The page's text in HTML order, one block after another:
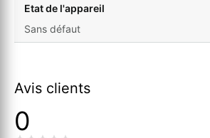
Etat de l'appareil
Sans défaut
Avis clients
0